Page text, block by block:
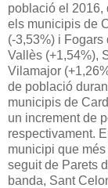
població el 2016,
els municipis de
(-3,53%) i Fogars
Vallès (+1,54%),
Vilamajor
de població
municipis de
un increment de
respectivament.
municipi que
seguit de Parets
banda, Sant